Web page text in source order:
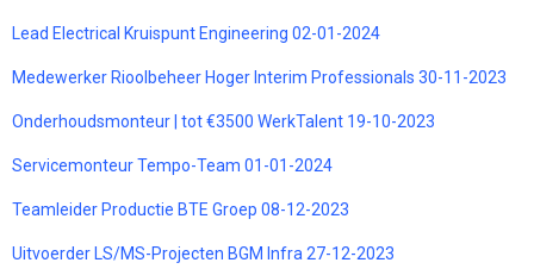
Lead Electrical Kruispunt Engineering 02-01-2024
Medewerker Rioolbeheer Hoger Interim Professionals 30-11-2023
Onderhoudsmonteur | tot €3500 WerkTalent 19-10-2023
Servicemonteur Tempo-Team 01-01-2024
Teamleider Productie BTE Groep 08-12-2023
Uitvoerder LS/MS-Projecten BGM Infra 27-12-2023